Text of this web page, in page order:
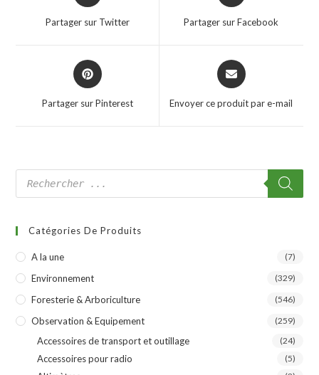
Partager sur Twitter Partager sur Facebook
Partager sur Pinterest Envoyer ce produit par e-mail
Catégories De Produits
A la une (7)
Environnement (329)
Foresterie & Arboriculture (546)
Observation & Equipement (259)
Accessoires de transport et outillage (24)
Accessoires pour radio (5)